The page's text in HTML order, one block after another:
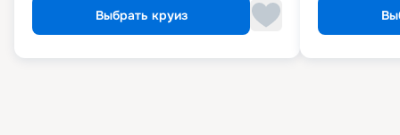
Выбрать круиз